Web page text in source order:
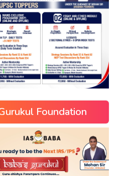
Foundation